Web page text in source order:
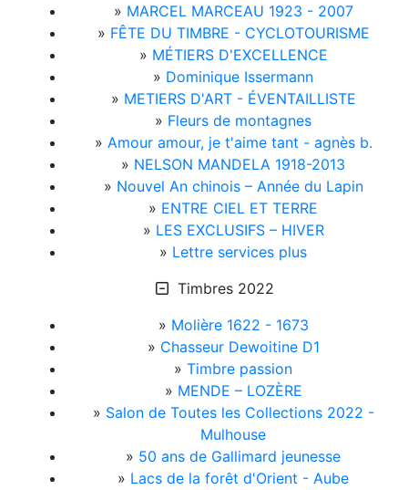
» MARCEL MARCEAU 1923 - 2007
» FÊTE DU TIMBRE - CYCLOTOURISME
» MÉTIERS D'EXCELLENCE
» Dominique Issermann
» METIERS D'ART - ÉVENTAILLISTE
» Fleurs de montagnes
» Amour amour, je t'aime tant - agnès b.
» NELSON MANDELA 1918-2013
» Nouvel An chinois – Année du Lapin
» ENTRE CIEL ET TERRE
» LES EXCLUSIFS – HIVER
» Lettre services plus
Timbres 2022
» Molière 1622 - 1673
» Chasseur Dewoitine D1
» Timbre passion
» MENDE – LOZÈRE
» Salon de Toutes les Collections 2022 -
Mulhouse
» 50 ans de Gallimard jeunesse
» Lacs de la forêt d'Orient - Aube